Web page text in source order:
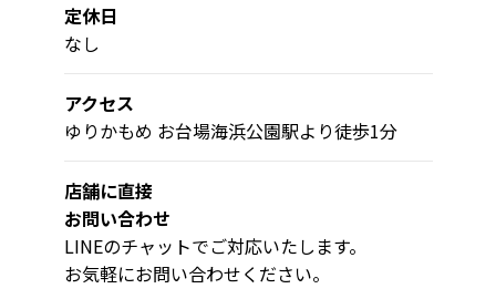
定休日
なし
アクセス
ゆりかもめ お台場海浜公園駅より徒歩1分
店舗に直接
お問い合わせ
LINEのチャットでご対応いたします。
お気軽にお問い合わせください。